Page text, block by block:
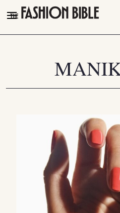
THE FASHION
FOLLOW
Facebook
Instagram
Youtube